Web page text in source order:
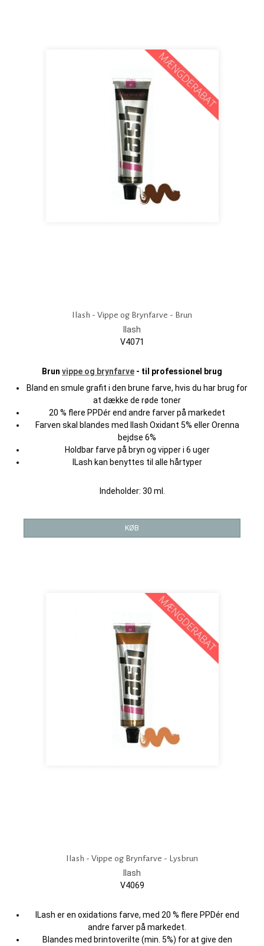
Ilash - Vippe og Brynfarve - Brun
Ilash
V4071
Brun vippe og brynfarve - til professionel brug
Bland en smule grafit i den brune farve, hvis du har brug for
at dække de røde toner
20 % flere PPDér end andre farver på markedet
Farven skal blandes med Ilash Oxidant 5% eller Orenna
bejdse 6%
Holdbar farve på bryn og vipper i 6 uger
ILash kan benyttes til alle hårtyper
Indeholder: 30 ml.
KØB
Ilash - Vippe og Brynfarve - Lysbrun
Ilash
V4069
ILash er en oxidations farve, med 20 % flere PPDér end
andre farver på markedet.
Blandes med brintoverilte (min. 5%) for at give den